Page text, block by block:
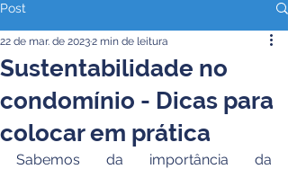
Post
Sustentabilidade no
condomínio - Dicas para
colocar em prática
22 de mar. de 20232 min de leitura
Sabemos da importância da